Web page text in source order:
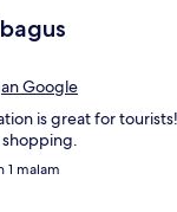
Google
is great for
1 malam